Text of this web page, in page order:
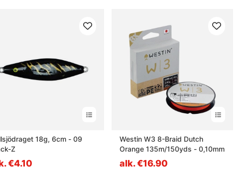
18g, 6cm - 09
Z
€4.10
Westin W3 8-Braid Dutch
Orange 135m/150yds - 0,10mm
alk. €16.90